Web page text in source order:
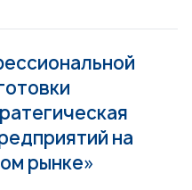
на
рынке»